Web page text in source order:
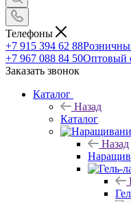
Телефоны
+7 915 394 62 88
+7 967 088 84 50Оптовый
Заказать звонок
Каталог
Назад
Каталог
Назад